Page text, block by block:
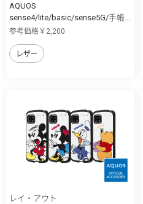
AQUOS
sense4/lite/basic/sense5G/手帳...
参考価格￥2,200
レザー
レイ・アウト